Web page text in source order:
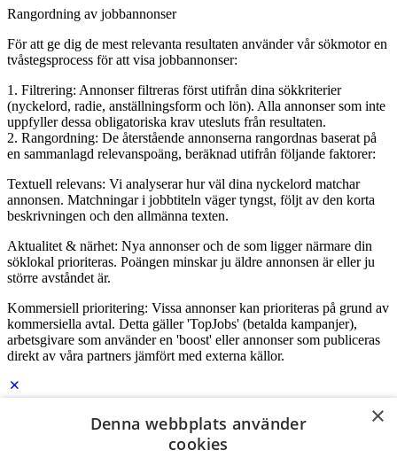
Rangordning av jobbannonser
För att ge dig de mest relevanta resultaten använder vår sökmotor en
tvåstegsprocess för att visa jobbannonser:
1. Filtrering: Annonser filtreras först utifrån dina sökkriterier
(nyckelord, radie, anställningsform och lön). Alla annonser som inte
uppfyller dessa obligatoriska krav utesluts från resultaten.
2. Rangordning: De återstående annonserna rangordnas baserat på
en sammanlagd relevanspoäng, beräknad utifrån följande faktorer:
Textuell relevans: Vi analyserar hur väl dina nyckelord matchar
annonsen. Matchningar i jobbtiteln väger tyngst, följt av den korta
beskrivningen och den allmänna texten.
Aktualitet & närhet: Nya annonser och de som ligger närmare din
söklokal prioriteras. Poängen minskar ju äldre annonsen är eller ju
större avståndet är.
Kommersiell prioritering: Vissa annonser kan prioriteras på grund av
kommersiella avtal. Detta gäller 'TopJobs' (betalda kampanjer),
arbetsgivare som använder en 'boost' eller annonser som publiceras
direkt av våra partners jämfört med externa källor.
Logga in som företag ×
Denna webbplats använder
cookies